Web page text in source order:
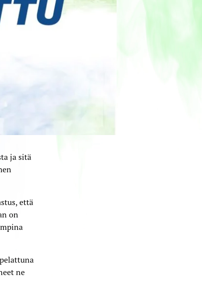
ja sitä
että
on
ne